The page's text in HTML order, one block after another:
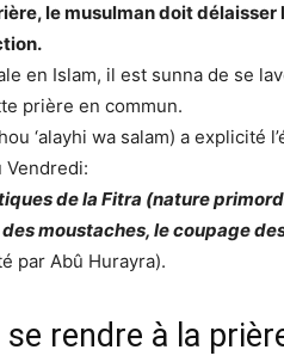
le musulman doit
en Islam, il est sunna de se
prière en commun.
‘alayhi wa salam) a explicité
de la Fitra (nature
moustaches, le coupage
par Abû Hurayra).
rendre à la